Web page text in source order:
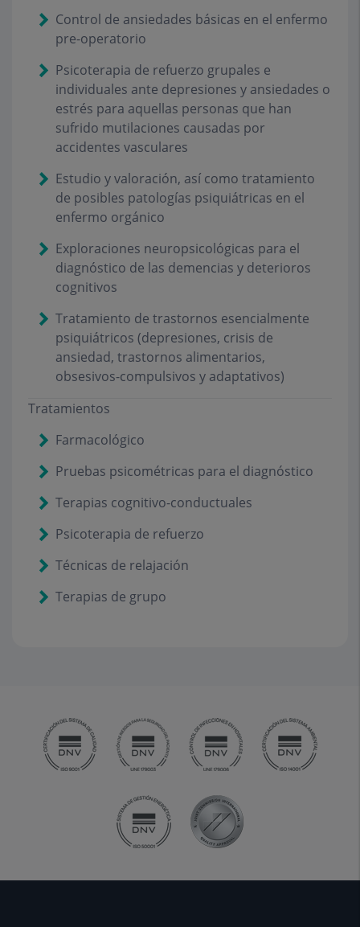
Control de ansiedades básicas en el enfermo
pre-operatorio
Psicoterapia de refuerzo grupales e
individuales ante depresiones y ansiedades o
estrés para aquellas personas que han
sufrido mutilaciones causadas por
accidentes vasculares
Estudio y valoración, así como tratamiento
de posibles patologías psiquiátricas en el
enfermo orgánico
Exploraciones neuropsicológicas para el
diagnóstico de las demencias y deterioros
cognitivos
Tratamiento de trastornos esencialmente
psiquiátricos (depresiones, crisis de
ansiedad, trastornos alimentarios,
obsesivos-compulsivos y adaptativos)
Tratamientos
Farmacológico
Pruebas psicométricas para el diagnóstico
Terapias cognitivo-conductuales
Psicoterapia de refuerzo
Técnicas de relajación
Terapias de grupo